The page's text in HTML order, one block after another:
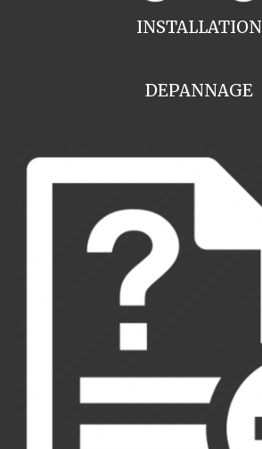
INSTALLATION
DEPANNAGE